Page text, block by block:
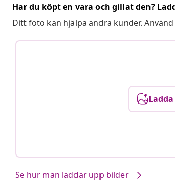
Har du köpt en vara och gillat den?
Ditt foto kan hjälpa andra kunder.
Se hur man laddar upp bilder